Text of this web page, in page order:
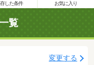
した条件 お気に入り
覧
変更する